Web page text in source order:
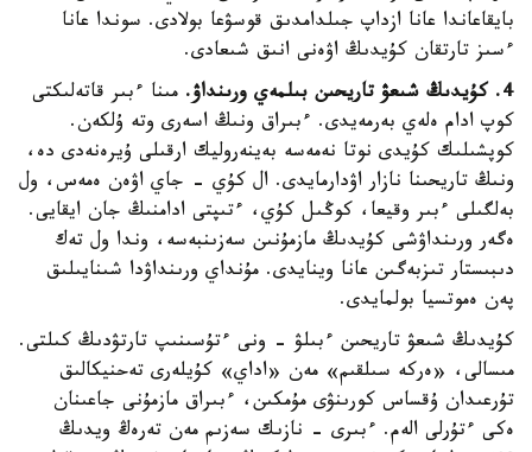
بايقاعاندا عانا ازداپ جىلدامدىق قوسۋعا بولادى. سوندا عانا
ءسىز تارتقان كۇيدىڭ اۋەنى انىق شىعادى.
4. كۇيدىڭ شىعۋ تاريحىن بىلمەي ورىنداۋ.
مىنا ءبىر قاتەلىكتى
كوپ ادام ەلەي بەرمەيدى. ءبىراق ونىڭ اسەرى وتە ۇلكەن.
كوپشىلىك كۇيدى نوتا نەمەسە بەينەروليك ارقىلى ۇيرەنەدى دە،
ونىڭ تاريحىنا نازار اۋدارمايدى. ال كۇي - جاي اۋەن ەمەس، ول
بەلگىلى ءبىر وقيعا، كوڭىل كۇي، ءتىپتى ادامنىڭ جان ايقايى.
ەگەر ورىنداۋشى كۇيدىڭ مازمۇنىن سەزىنبەسە، وندا ول تەك
دىبىستار تىزبەگىن عانا وينايدى. مۇنداي ورىنداۋدا شىنايىلىق
پەن ەموتسيا بولمايدى.
كۇيدىڭ شىعۋ تاريحىن ءبىلۋ - ونى ءتۇسىنىپ تارتۋدىڭ كىلتى.
مىسالى، «ەركە سىلقىم» مەن «اداي» كۇيلەرى تەحنيكالىق
تۇرعىدان ۇقساس كورىنۋى مۇمكىن، ءبىراق مازمۇنى جاعىنان
ەكى ءتۇرلى الەم. ءبىرى - نازىك سەزىم مەن تەرەڭ ويدىڭ